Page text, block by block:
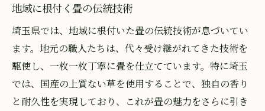
地域に根付く畳の伝統技術
埼玉県では、地域に根付いた畳の伝統技術が息づいてい
ます。地元の職人たちは、代々受け継がれてきた技術を
駆使し、一枚一枚丁寧に畳を仕立てています。特に埼玉
では、国産の上質ない草を使用することで、独自の香り
と耐久性を実現しており、これが畳の魅力をさらに引き